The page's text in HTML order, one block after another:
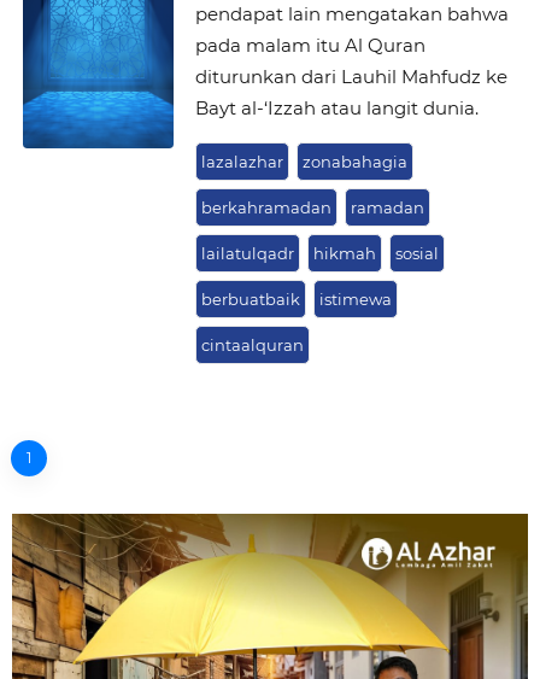
pendapat lain mengatakan bahwa
pada malam itu Al Quran
diturunkan dari Lauhil Mahfudz ke
Bayt al-‘Izzah atau langit dunia.
lazalazhar zonabahagia
berkahramadan ramadan
lailatulqadr hikmah sosial
berbuatbaik istimewa
cintaalquran
1